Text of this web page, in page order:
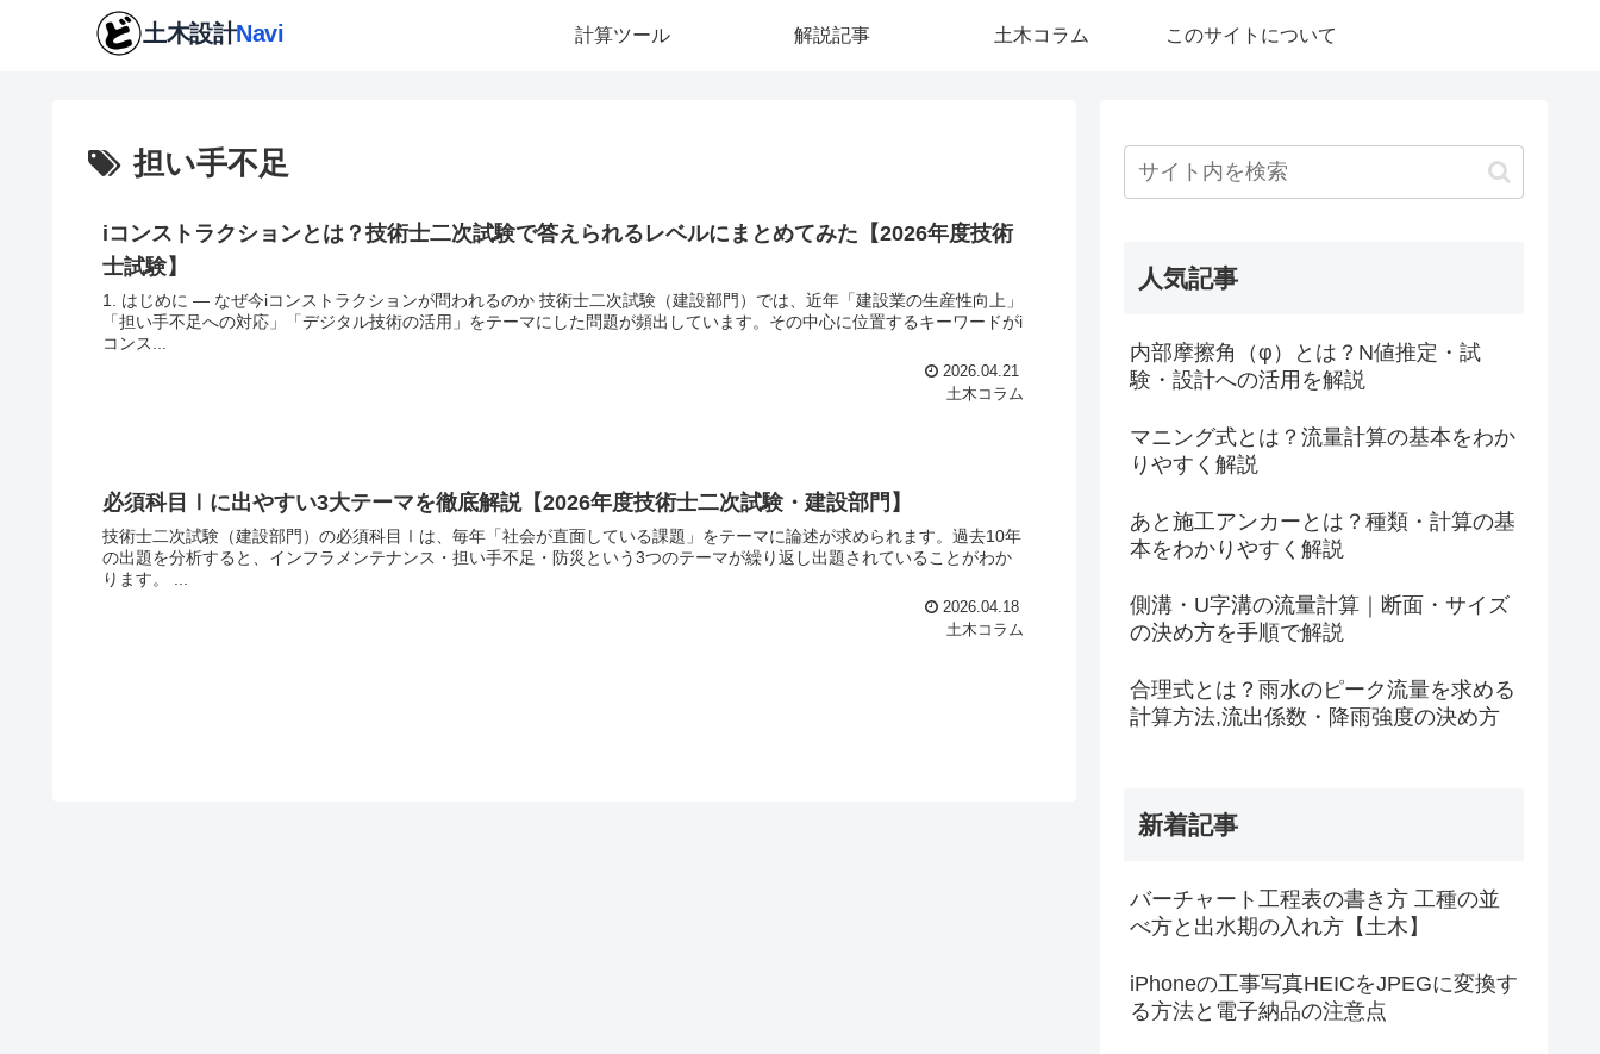
計算ツール 解説記事 土木コラム このサイトについて
担い手不足
iコンストラクションとは？技術士二次試験で答えられるレベルにまとめてみた【2026年度技術
士試験】
1. はじめに ― なぜ今iコンストラクションが問われるのか 技術士二次試験（建設部門）では、近年「建設業の生産性向上」
「担い手不足への対応」「デジタル技術の活用」をテーマにした問題が頻出しています。その中心に位置するキーワードがi
コンス...
2026.04.21
土木コラム
必須科目Ⅰに出やすい3大テーマを徹底解説【2026年度技術士二次試験・建設部門】
技術士二次試験（建設部門）の必須科目Ⅰは、毎年「社会が直面している課題」をテーマに論述が求められます。過去10年
の出題を分析すると、インフラメンテナンス・担い手不足・防災という3つのテーマが繰り返し出題されていることがわか
ります。 ...
2026.04.18
土木コラム
人気記事
内部摩擦角（φ）とは？N値推定・試
験・設計への活用を解説
マニング式とは？流量計算の基本をわか
りやすく解説
あと施工アンカーとは？種類・計算の基
本をわかりやすく解説
側溝・U字溝の流量計算｜断面・サイズ
の決め方を手順で解説
合理式とは？雨水のピーク流量を求める
計算方法,流出係数・降雨強度の決め方
新着記事
バーチャート工程表の書き方 工種の並
べ方と出水期の入れ方【土木】
iPhoneの工事写真HEICをJPEGに変換す
る方法と電子納品の注意点